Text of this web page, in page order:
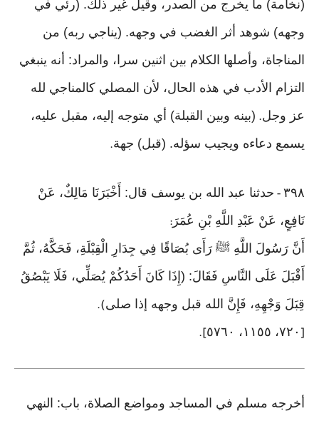
(نخامة) ما يخرج من الصدر، وقيل غير ذلك. (رئي في
وجهه) شوهد أثر الغضب في وجهه. (يناجي ربه) من
المناجاة، وأصلها الكلام بين اثنين سرا، والمراد: أنه ينبغي
التزام الأدب في هذه الحال، لأن المصلي كالمناجي لله
عز وجل. (بينه وبين القبلة) أي متوجه إليه، مقبل عليه،
يسمع دعاءه ويجيب سؤله. (قبل) جهة.
٣٩٨ - حدثنا عبد الله بن يوسف قال: أَخْبَرَنَا مَالِكٌ، عَنْ
نَافِعٍ، عَنْ عَبْدِ اللَّهِ بْنِ عُمَرَ :
أَنَّ رَسُولَ اللَّهِ ﷺ رَأَى بُصَاقًا فِي جِدَارِ الْقِبْلَةِ، فَحَكَّهُ، ثُمَّ
أَقْبَلَ عَلَى النَّاسِ فَقَالَ: (إِذَا كَانَ أَحَدُكُمْ يُصَلِّي، فَلَا يَبْصُقُ
قِبَلَ وَجْهِهِ، فَإِنَّ الله قبل وجهه إذا صلى).
[ ٧٢٠، ١١٥٥، ٥٧٦٠ ].
أخرجه مسلم في المساجد ومواضع الصلاة، باب: النهي